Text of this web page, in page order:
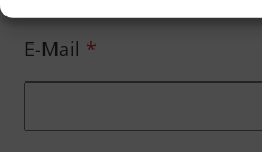
E-Mail *